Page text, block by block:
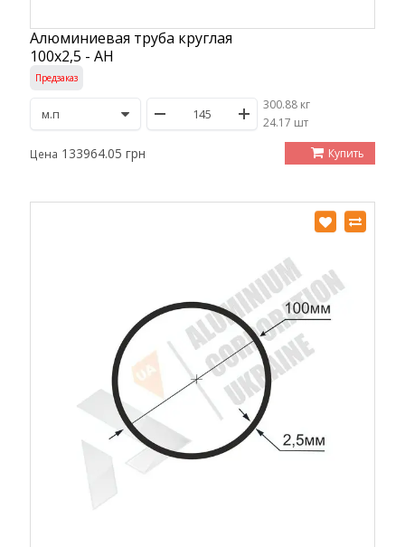
Алюминиевая труба круглая
100х2,5 - АН
Предзаказ
300.88 кг
/24.17 шт
Цена 133964.05 грн Купить